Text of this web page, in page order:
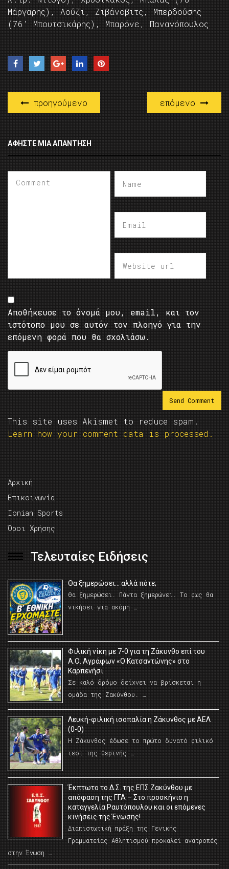
Μάργαρης), Λούζι, Ζιβάνοβιτς, Μπερδούσης
(76′ Μπουτσικάρης), Μπαρόνε, Παναγόπουλος
προηγούμενο επόμενο
ΑΦΉΣΤΕ ΜΙΑ ΑΠΆΝΤΗΣΗ
Αποθήκευσε το όνομά μου, email, και τον
ιστότοπο μου σε αυτόν τον πλοηγό για την
επόμενη φορά που θα σχολιάσω.
This site uses Akismet to reduce spam.
Learn how your comment data is processed.
Αρχική
Επικοινωνία
Ionian Sports
Όροι Χρήσης
Τελευταίες Ειδήσεις
Θα ξημερώσει… αλλά πότε;
Θα ξημερώσει. Πάντα ξημερώνει. Το φως θα
νικήσει για ακόμη …
Φιλική νίκη με 7-0 για τη Ζάκυνθο επί του
Α.Ο. Αγράφων «Ο Κατσαντώνης» στο
Καρπενήσι
Σε καλό δρόμο δείχνει να βρίσκεται η
ομάδα της Ζακύνθου. …
Λευκή-φιλική ισοπαλία η Ζάκυνθος με ΑΕΛ
(0-0)
Η Ζάκυνθος έδωσε το πρώτο δυνατό φιλικό
τεστ της θερινής …
Έκπτωτο το Δ.Σ. της ΕΠΣ Ζακύνθου με
απόφαση της ΓΓΑ – Στο προσκήνιο η
καταγγελία Ραυτόπουλου και οι επόμενες
κινήσεις της Ένωσης!
Διαπιστωτική πράξη της Γενικής
Γραμματείας Αθλητισμού προκαλεί ανατροπές
στην Ένωση …